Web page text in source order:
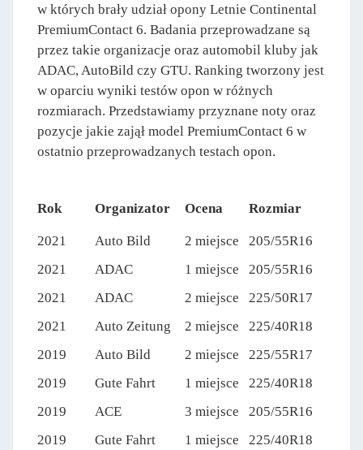
w których brały udział opony Letnie Continental
PremiumContact 6. Badania przeprowadzane są
przez takie organizacje oraz automobil kluby jak
ADAC, AutoBild czy GTU. Ranking tworzony jest
w oparciu wyniki testów opon w różnych
rozmiarach. Przedstawiamy przyznane noty oraz
pozycje jakie zajął model PremiumContact 6 w
ostatnio przeprowadzanych testach opon.
Rok Organizator Ocena Rozmiar
2021 Auto Bild 2 miejsce
205/55R16
2021
ADAC 1 miejsce
205/55R16
2021
ADAC 2 miejsce
225/50R17
2021
Auto Zeitung 2 miejsce
225/40R18
2019
Auto Bild 2 miejsce
225/55R17
2019
Gute Fahrt 1 miejsce
225/40R18
2019
ACE 3 miejsce
205/55R16
2019
Gute Fahrt 1 miejsce
225/40R18